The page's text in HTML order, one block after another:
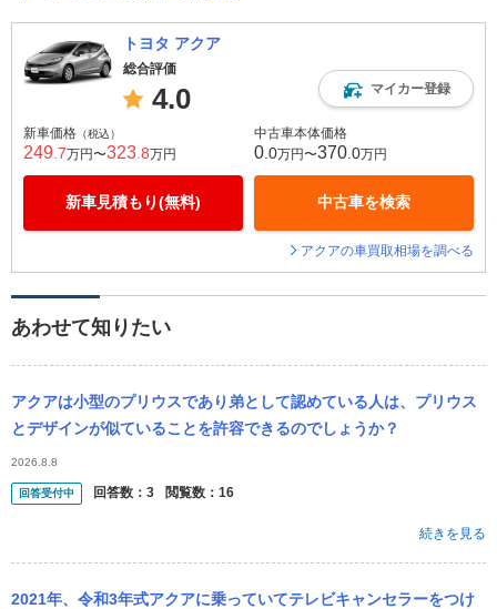
トヨタ アクア
総合評価
4.0 マイカー登録
新車価格 （税込）
249 .7万円〜323 .8万円
新車見積もり(無料)
中古車本体価格
0 .0万円〜370 .0万円
中古車を検索
アクアの車買取相場を調べる
あわせて知りたい
アクアは小型のプリウスであり弟として認めている人は、プリウス
とデザインが似ていることを許容できるのでしょうか？
2026.8.8
回答受付中 回答数： 3 閲覧数： 16
続きを見る
2021年、令和3年式アクアに乗っていてテレビキャンセラーをつけ